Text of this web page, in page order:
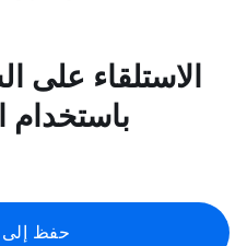
الاستلقاء على
باستخدام
حفظ إلى